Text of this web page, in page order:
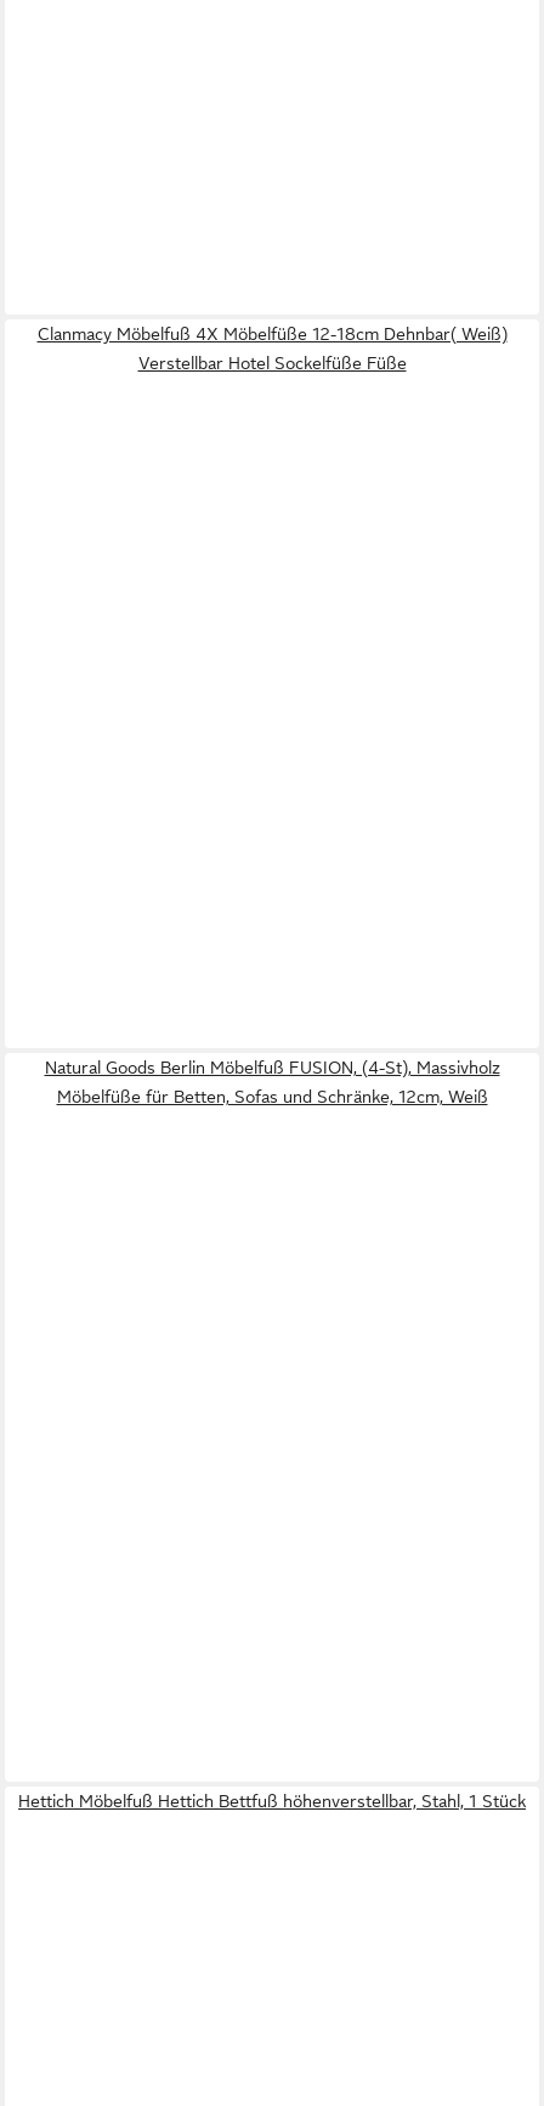
Clanmacy Möbelfuß 4X Möbelfüße 12-18cm Dehnbar( Weiß)
Verstellbar Hotel Sockelfüße Füße
Natural Goods Berlin Möbelfuß FUSION, (4-St), Massivholz
Möbelfüße für Betten, Sofas und Schränke, 12cm, Weiß
Hettich Möbelfuß Hettich Bettfuß höhenverstellbar, Stahl, 1 Stück